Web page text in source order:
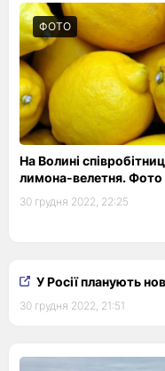
ФОТО
На Волині
лимона-велетня. Фото
30 грудня 2022, 22:25
У Росії планують
30 грудня 2022, 21:51